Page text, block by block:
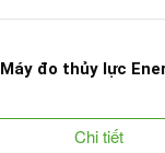
Máy đo thủy lực
Chi tiết